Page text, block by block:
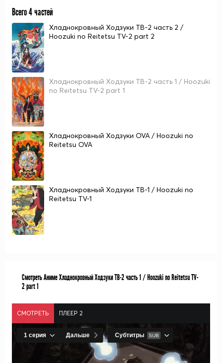
Всего 4 частей
Хладнокровный Ходзуки ТВ-2 часть 2 /
Hoozuki no Reitetsu TV-2 part 2
Хладнокровный Ходзуки ТВ-2 часть 1 / Hoozuki
no Reitetsu TV-2 part 1
Хладнокровный Ходзуки OVA / Hoozuki no
Reitetsu OVA
Хладнокровный Ходзуки ТВ-1 / Hoozuki no
Reitetsu TV-1
Смотреть Аниме Хладнокровный Ходзуки ТВ-2 часть 1 / Hoozuki no Reitetsu TV-
2 part 1
СМОТРЕТЬ ПЛЕЕР 2